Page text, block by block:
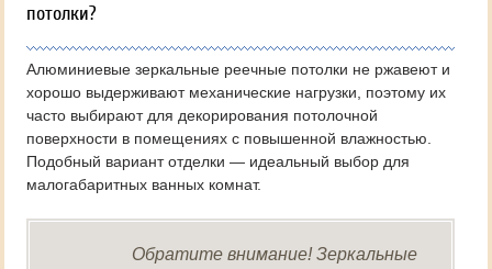
потолки?
Алюминиевые зеркальные реечные потолки не ржавеют и
хорошо выдерживают механические нагрузки, поэтому их
часто выбирают для декорирования потолочной
поверхности в помещениях с повышенной влажностью.
Подобный вариант отделки — идеальный выбор для
малогабаритных ванных комнат.
Обратите внимание! Зеркальные